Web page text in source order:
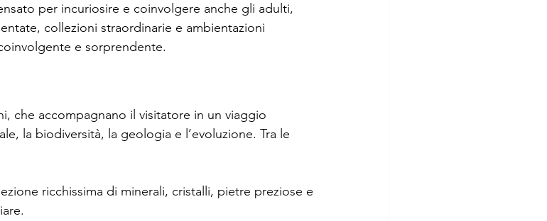
per incuriosire e coinvolgere anche gli adulti,
collezioni straordinarie e ambientazioni
e sorprendente.
che accompagnano il visitatore in un viaggio
la biodiversità, la geologia e l’evoluzione. Tra le
ricchissima di minerali, cristalli, pietre preziose e